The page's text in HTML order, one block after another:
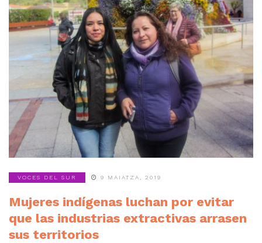
VOCES DEL SUR 9 MAIATZA, 2019
Mujeres indígenas luchan por evitar
que las industrias extractivas arrasen
sus territorios